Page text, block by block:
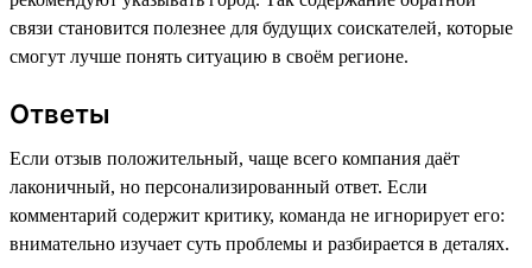
связи становится полезнее для будущих соискателей, которые
смогут лучше понять ситуацию в своём регионе.
Ответы
Если отзыв положительный, чаще всего компания даёт
лаконичный, но персонализированный ответ. Если
комментарий содержит критику, команда не игнорирует его:
внимательно изучает суть проблемы и разбирается в деталях.